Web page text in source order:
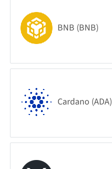
BNB (BNB)
Cardano (ADA)